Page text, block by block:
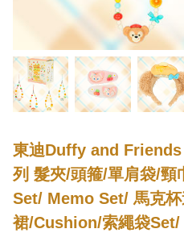
東迪Duffy and
列 髮夾/頭箍/單肩袋/
Set/ Memo Set/ 馬克杯
裙/Cushion/索繩袋